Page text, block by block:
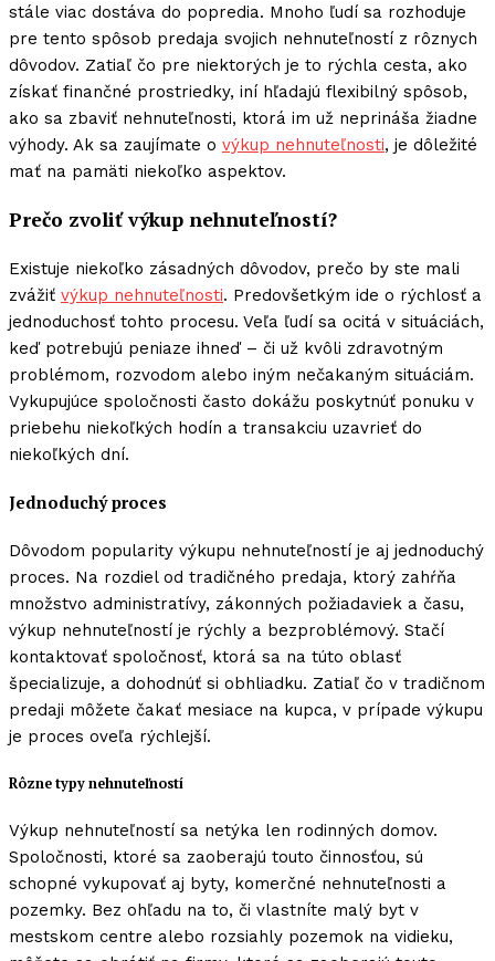
stále viac dostáva do popredia. Mnoho ľudí sa rozhoduje
pre tento spôsob predaja svojich nehnuteľností z rôznych
dôvodov. Zatiaľ čo pre niektorých je to rýchla cesta, ako
získať finančné prostriedky, iní hľadajú flexibilný spôsob,
ako sa zbaviť nehnuteľnosti, ktorá im už neprináša žiadne
výhody. Ak sa zaujímate o výkup nehnuteľnosti, je dôležité
mať na pamäti niekoľko aspektov.
Prečo zvoliť výkup nehnuteľností?
Existuje niekoľko zásadných dôvodov, prečo by ste mali
zvážiť výkup nehnuteľnosti. Predovšetkým ide o rýchlosť a
jednoduchosť tohto procesu. Veľa ľudí sa ocitá v situáciách,
keď potrebujú peniaze ihneď – či už kvôli zdravotným
problémom, rozvodom alebo iným nečakaným situáciám.
Vykupujúce spoločnosti často dokážu poskytnúť ponuku v
priebehu niekoľkých hodín a transakciu uzavrieť do
niekoľkých dní.
Jednoduchý proces
Dôvodom popularity výkupu nehnuteľností je aj jednoduchý
proces. Na rozdiel od tradičného predaja, ktorý zahŕňa
množstvo administratívy, zákonných požiadaviek a času,
výkup nehnuteľností je rýchly a bezproblémový. Stačí
kontaktovať spoločnosť, ktorá sa na túto oblasť
špecializuje, a dohodnúť si obhliadku. Zatiaľ čo v tradičnom
predaji môžete čakať mesiace na kupca, v prípade výkupu
je proces oveľa rýchlejší.
Rôzne typy nehnuteľností
Výkup nehnuteľností sa netýka len rodinných domov.
Spoločnosti, ktoré sa zaoberajú touto činnosťou, sú
schopné vykupovať aj byty, komerčné nehnuteľnosti a
pozemky. Bez ohľadu na to, či vlastníte malý byt v
mestskom centre alebo rozsiahly pozemok na vidieku,